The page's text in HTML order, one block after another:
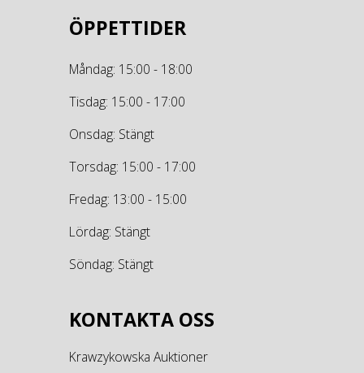
ÖPPETTIDER
Måndag: 15:00 - 18:00
Tisdag: 15:00 - 17:00
Onsdag: Stängt
Torsdag: 15:00 - 17:00
Fredag: 13:00 - 15:00
Lördag: Stängt
Söndag: Stängt
KONTAKTA OSS
Krawzykowska Auktioner